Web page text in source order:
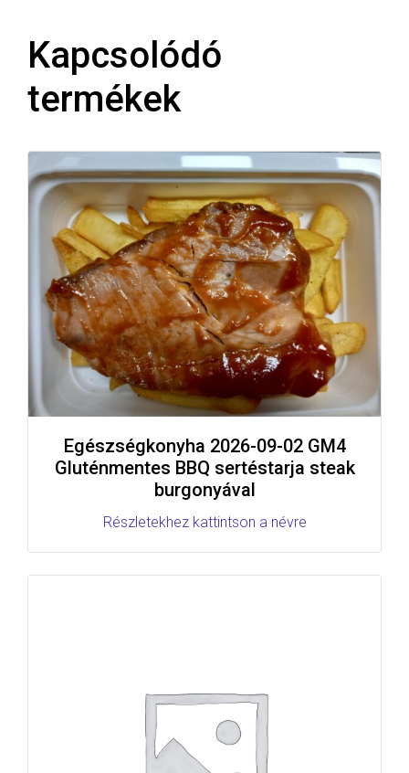
Kapcsolódó
termékek
Egészségkonyha 2026-09-02 GM4
Gluténmentes BBQ sertéstarja steak
burgonyával
Részletekhez kattintson a névre